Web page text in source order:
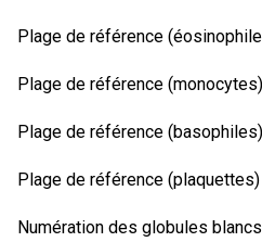
Plage de référence
Plage de référence (monocytes)
Plage de référence (basophiles)
Plage de référence (plaquettes)
Numération des globules